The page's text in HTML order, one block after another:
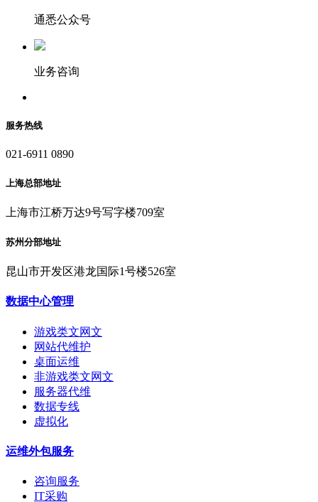
通悉公众号
业务咨询
服务热线
021-6911 0890
上海总部地址
上海市江桥万达9号写字楼709室
苏州分部地址
昆山市开发区港龙国际1号楼526室
数据中心管理
游戏类文网文
网站代维护
桌面运维
非游戏类文网文
服务器代维
数据专线
虚拟化
运维外包服务
咨询服务
IT采购